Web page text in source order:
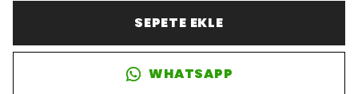
SEPETE EKLE
WHATSAPP